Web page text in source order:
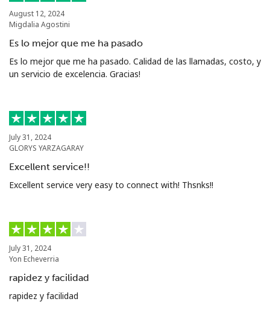
August 12, 2024
Migdalia Agostini
Es lo mejor que me ha pasado
Es lo mejor que me ha pasado. Calidad de las llamadas, costo, y
un servicio de excelencia. Gracias!
July 31, 2024
GLORYS YARZAGARAY
Excellent service!!
Excellent service very easy to connect with! Thsnks!!
July 31, 2024
Yon Echeverria
rapidez y facilidad
rapidez y facilidad